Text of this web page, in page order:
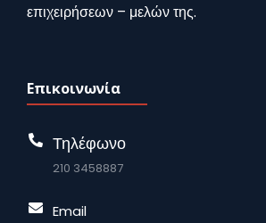
επιχειρήσεων – μελών της.
Επικοινωνία
Τηλέφωνο
210 3458887
Email